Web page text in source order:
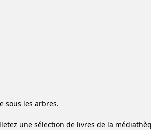
sous les arbres.
une sélection de livres de la